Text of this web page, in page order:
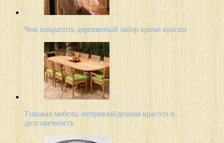
Чем покрасить деревянный забор кроме краски
Тиковая мебель: непревзойденная красота и
долговечность